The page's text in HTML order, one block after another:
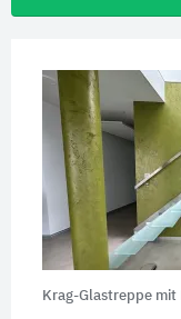
Krag-Glastreppe